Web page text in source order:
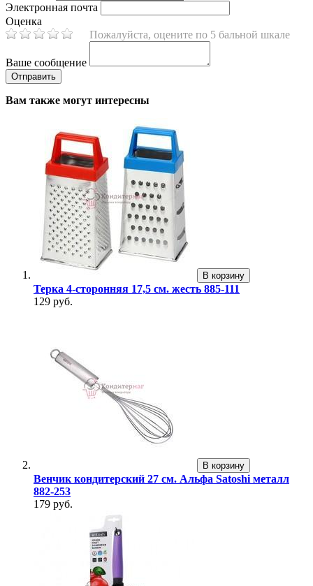
Электронная почта
Оценка
Пожалуйста, оцените по 5 бальной шкале
Ваше сообщение
Вам также могут интересны
В корзину
Терка 4-сторонняя 17,5 см. жесть 885-111
129 руб.
В корзину
Венчик кондитерский 27 см. Альфа Satoshi металл
882-253
179 руб.